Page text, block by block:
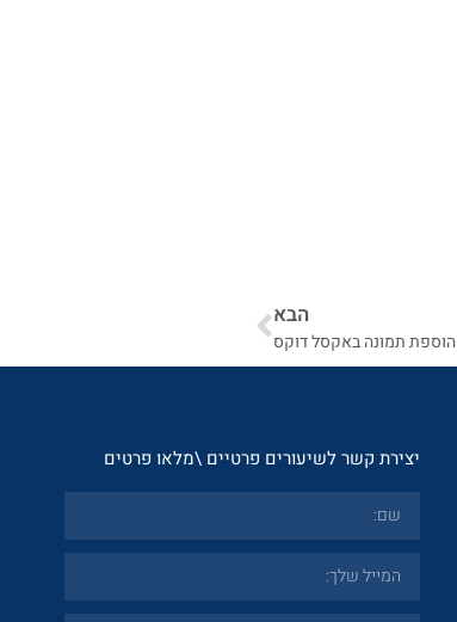
הבא
הוספת תמונה באקסל דוקס
יצירת קשר לשיעורים פרטיים \מלאו פרטים